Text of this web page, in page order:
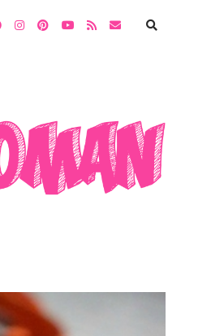
facebookinstagram
pinterestyoutube
rss email